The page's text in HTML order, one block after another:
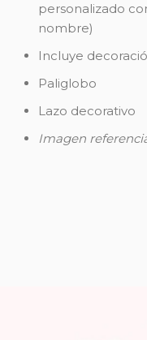
personalizado
nombre)
Incluye
Paliglobo
Lazo decorativo
Imagen